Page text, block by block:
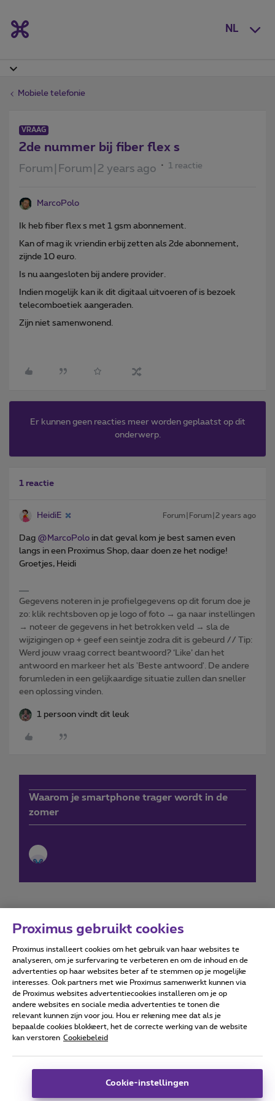
NL
Mobiele telefonie
VRAAG
2de nummer bij fiber flex s
Forum|Forum|2 years ago 1 reactie
MarcoPolo
Ik heb fiber flex s met 1 gsm abonnement.
Kan of mag ik vriendin erbij zetten als 2de abonnement,
zijnde 10 euro.
Is nu aangesloten bij andere provider.
Indien mogelijk kan ik dit digitaal uitvoeren of is bezoek
telecomboetiek aangeraden.
Zijn niet samenwonend.
Er kunnen geen reacties meer worden geplaatst op dit
onderwerp.
1 reactie
HeidiE Forum|Forum|2 years ago
Dag @MarcoPolo in dat geval kom je best samen even
langs in een Proximus Shop, daar doen ze het nodige!
Groetjes, Heidi
Gegevens noteren in je profielgegevens op dit forum doe je
zo: klik rechtsboven op je logo of foto → ga naar instellingen
→ noteer de gegevens in het betrokken veld → sla de
wijzigingen op + geef een seintje zodra dit is gebeurd // Tip:
Werd jouw vraag correct beantwoord? ‘Like’ dan het
antwoord en markeer het als 'Beste antwoord'. De andere
forumleden in een gelijkaardige situatie zullen dan sneller
een oplossing vinden.
1 persoon vindt dit leuk
Waarom je smartphone trager wordt in de
zomer
Forumvoorwaarden Accessibility statement
Alle rechten voorbehouden. © Proximus
Algemene voorwaarden, consumenteninfo
Deze website is gecreëerd en wordt beheerd conform het
Proximus gebruikt cookies
Proximus installeert cookies om het gebruik van haar websites te
analyseren, om je surfervaring te verbeteren en om de inhoud en de
advertenties op haar websites beter af te stemmen op je mogelijke
interesses. Ook partners met wie Proximus samenwerkt kunnen via
de Proximus websites advertentiecookies installeren om je op
andere websites en sociale media advertenties te tonen die
relevant kunnen zijn voor jou. Hou er rekening mee dat als je
bepaalde cookies blokkeert, het de correcte werking van de website
kan verstoren Cookiebeleid
Cookie-instellingen